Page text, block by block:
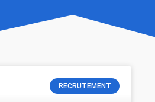
RECRUTEMENT